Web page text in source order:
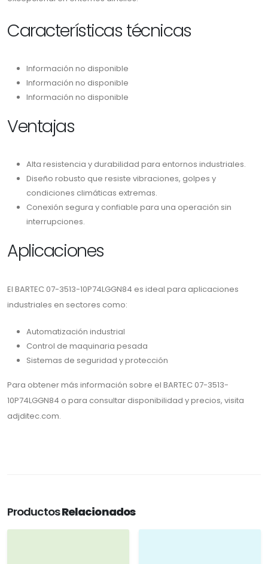
Características técnicas
Información no disponible
Información no disponible
Información no disponible
Ventajas
Alta resistencia y durabilidad para entornos industriales.
Diseño robusto que resiste vibraciones, golpes y
condiciones climáticas extremas.
Conexión segura y confiable para una operación sin
interrupciones.
Aplicaciones
El BARTEC 07-3513-10P74LGGN84 es ideal para aplicaciones
industriales en sectores como:
Automatización industrial
Control de maquinaria pesada
Sistemas de seguridad y protección
Para obtener más información sobre el BARTEC 07-3513-
10P74LGGN84 o para consultar disponibilidad y precios, visita
adjditec.com.
ProductosRelacionados